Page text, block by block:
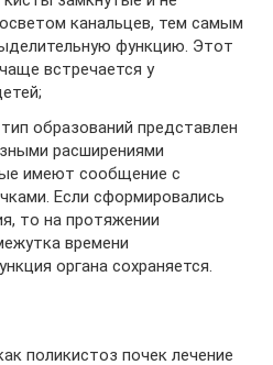
канальцев, тем самым
функцию. Этот
встречается у
образований представлен
расширениями
имеют сообщение с
Если сформировались
то на протяжении
времени
органа сохраняется.
поликистоз почек лечение